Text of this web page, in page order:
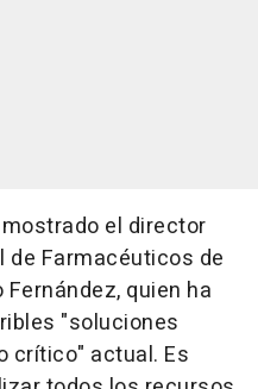
el director
de Farmacéuticos de
quien ha
"soluciones
crítico" actual. Es